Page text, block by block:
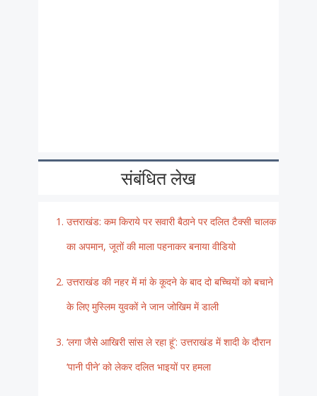
संबंधित लेख
उत्तराखंड: कम किराये पर सवारी बैठाने पर दलित टैक्सी चालक
का अपमान, जूतों की माला पहनाकर बनाया वीडियो
उत्तराखंड की नहर में मां के कूदने के बाद दो बच्चियों को बचाने
के लिए मुस्लिम युवकों ने जान जोखिम में डाली
‘लगा जैसे आखिरी सांस ले रहा हूं’: उत्तराखंड में शादी के दौरान
‘पानी पीने’ को लेकर दलित भाइयों पर हमला